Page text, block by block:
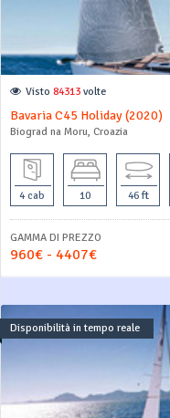
Visto 84313 volte
Bavaria C45 Holiday (2020)
Biograd na Moru, Croazia
4 cab 10 46 ft
GAMMA DI PREZZO
960€ - 4407€
Disponibilità in tempo reale